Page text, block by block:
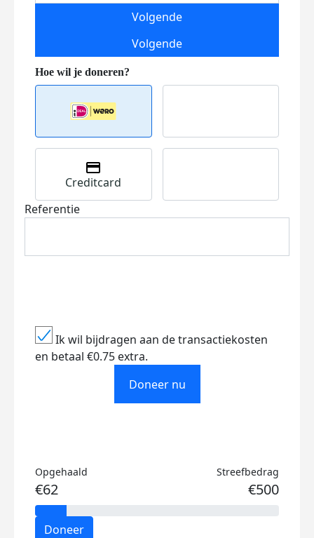
Volgende
Volgende
Creditcard
Referentie
Ik wil bijdragen aan de transactiekosten
en betaal €0.75 extra.
Doneer nu
Opgehaald
€62
Streefbedrag
€500
Doneer